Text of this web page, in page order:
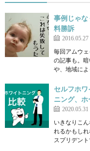
事例じゃ
料勝訴
2016.05.27
毎回アムウ
の記事も。
や、地域に
セルフホ
ニング、
2020.05.31
いきなりこ
れるかもし
スプリデン